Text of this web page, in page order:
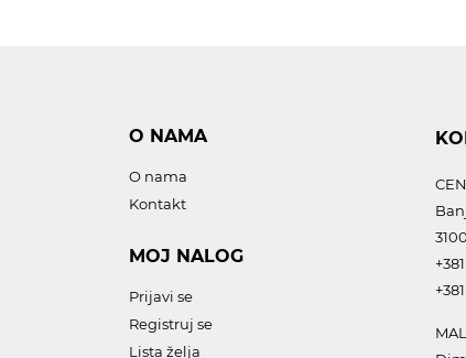
O NAMA
O nama
Kontakt
MOJ NALOG
Prijavi se
Registruj se
Lista želja